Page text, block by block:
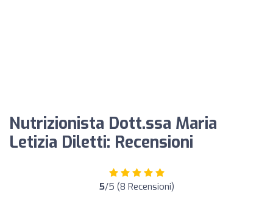
Nutrizionista Dott.ssa Maria
Letizia Diletti: Recensioni
5/5 (8 Recensioni)